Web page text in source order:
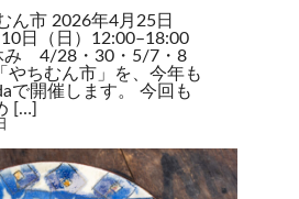
ん市 2026年4月25日
10日（日）12:00–18:00
み 4/28・30・5/7・8
やちむん市」を、今年も
で開催します。 今回も
[…]